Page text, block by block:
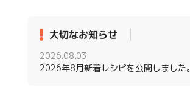
大切なお知らせ
2026.08.03
2026年8月新着レシピを公開しました。